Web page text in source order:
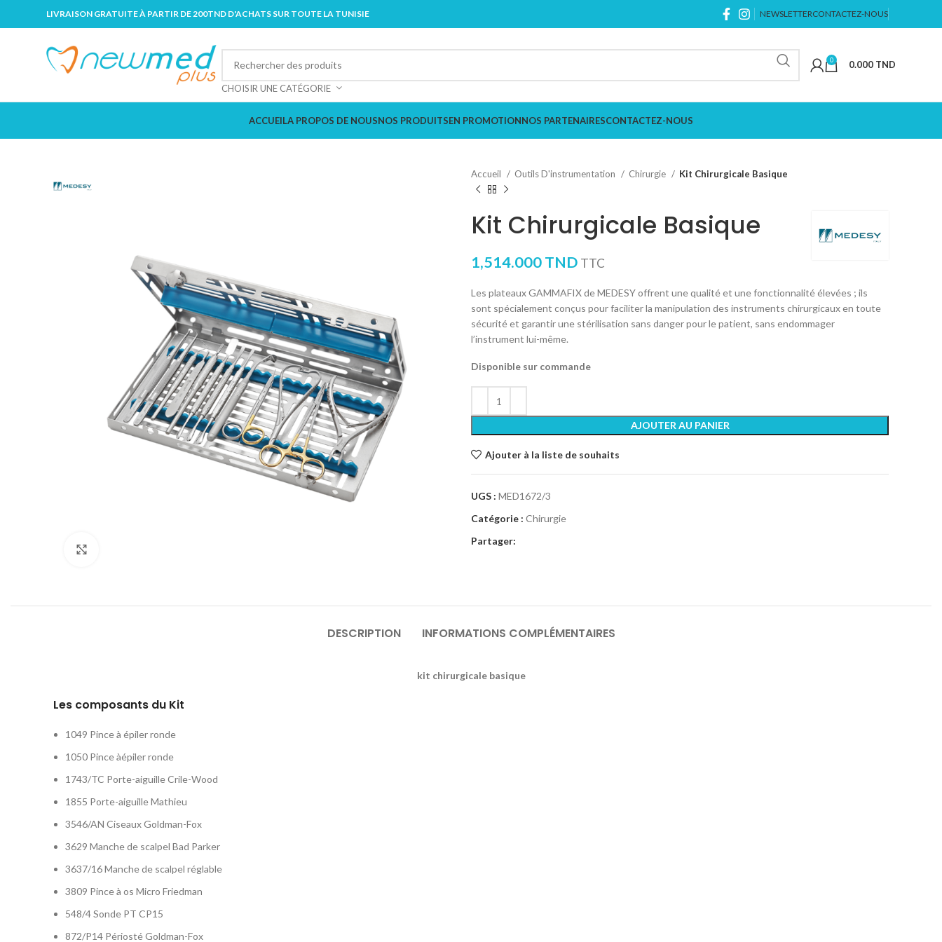
LIVRAISON GRATUITE À PARTIR DE 200TND D'ACHATS SUR TOUTE LA TUNISIE NEWSLETTERCONTACTEZ-NOUS
CHOISIR UNE CATÉGORIE
0 0.000 TND
ACCUEILA PROPOS DE NOUSNOS PRODUITSEN PROMOTIONNOS PARTENAIRESCONTACTEZ-NOUS
Accueil Outils D'instrumentation Chirurgie Kit Chirurgicale Basique
Kit Chirurgicale Basique
1,514.000TND TTC
Les plateaux GAMMAFIX de MEDESY offrent une qualité et une fonctionnalité élevées ; ils
sont spécialement conçus pour faciliter la manipulation des instruments chirurgicaux en toute
sécurité et garantir une stérilisation sans danger pour le patient, sans endommager
l’instrument lui-même.
Disponible sur commande
AJOUTER AU PANIER
Ajouter à la liste de souhaits
UGS : MED1672/3
Catégorie : Chirurgie
Partager:
DESCRIPTION INFORMATIONS COMPLÉMENTAIRES
kit chirurgicale basique
Les composants du Kit
1049 Pince à épiler ronde
1050 Pince àépiler ronde
1743/TC Porte-aiguille Crile-Wood
1855 Porte-aiguille Mathieu
3546/AN Ciseaux Goldman-Fox
3629 Manche de scalpel Bad Parker
3637/16 Manche de scalpel réglable
3809 Pince à os Micro Friedman
548/4 Sonde PT CP15
872/P14 Périosté Goldman-Fox